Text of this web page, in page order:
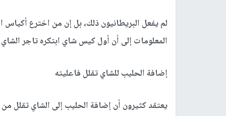
لم يفعل البريطانيون ذلك، بل إن من اخترع أكياس
المعلومات إلى أن أول كيس شاي ابتكره تاجر
إضافة الحليب للشاي تقلل فاعليته
يعتقد كثيرون أن إضافة الحليب إلى الشاي تقلل